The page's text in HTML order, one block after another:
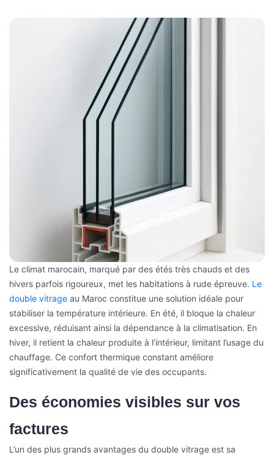
Le climat marocain, marqué par des étés très chauds et des
hivers parfois rigoureux, met les habitations à rude épreuve. Le
double vitrage au Maroc constitue une solution idéale pour
stabiliser la température intérieure. En été, il bloque la chaleur
excessive, réduisant ainsi la dépendance à la climatisation. En
hiver, il retient la chaleur produite à l’intérieur, limitant l’usage du
chauffage. Ce confort thermique constant améliore
significativement la qualité de vie des occupants.
Des économies visibles sur vos
factures
L’un des plus grands avantages du double vitrage est sa